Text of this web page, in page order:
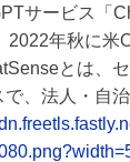
サービス「
2022年秋に
とは、
、法人・自